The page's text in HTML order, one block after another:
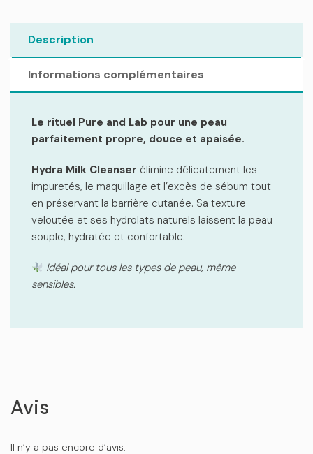
Description
Informations complémentaires
Le rituel Pure and Lab pour une peau
parfaitement propre, douce et apaisée.
Hydra Milk Cleanser élimine délicatement les
impuretés, le maquillage et l’excès de sébum tout
en préservant la barrière cutanée. Sa texture
veloutée et ses hydrolats naturels laissent la peau
souple, hydratée et confortable.
Idéal pour tous les types de peau, même
sensibles.
Avis
Il n’y a pas encore d’avis.